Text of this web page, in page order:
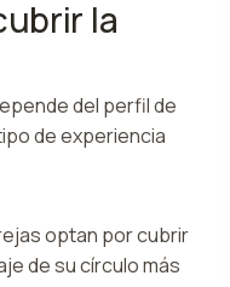
la
del perfil de
de experiencia
optan por cubrir
de su círculo más